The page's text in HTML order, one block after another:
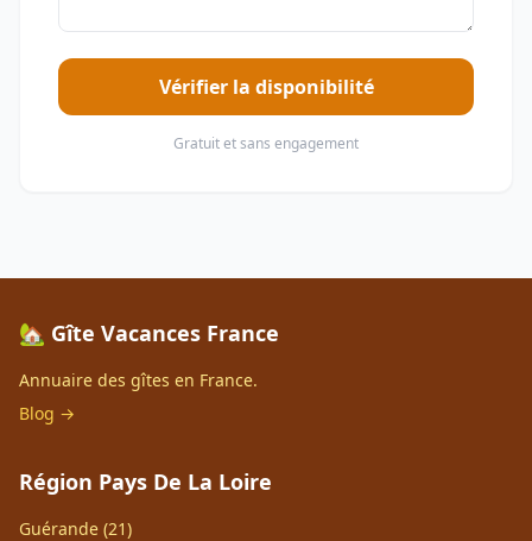
Vérifier la disponibilité
Gratuit et sans engagement
🏡 Gîte Vacances France
Annuaire des gîtes en France.
Blog →
Région Pays De La Loire
Guérande (21)